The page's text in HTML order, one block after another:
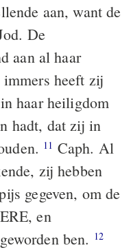
aan, want de
De
aan al haar
immers heeft zij
haar heiligdom
hadt, dat zij in
11 Caph. Al
zij hebben
gegeven, om de
en
ben. 12